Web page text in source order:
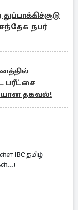
நபர்
பரீட்சை
தகவல்!
IBC தமிழ்